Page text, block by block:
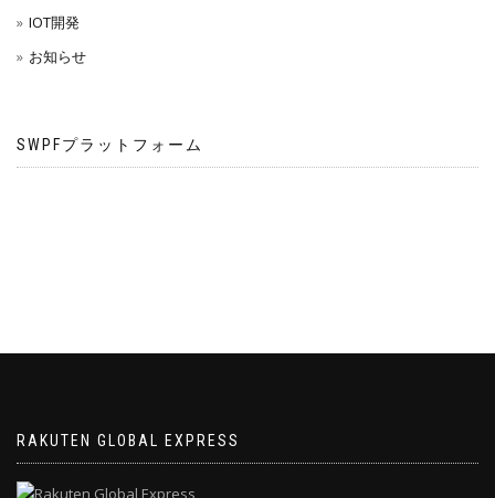
IOT開発
お知らせ
SWPFプラットフォーム
RAKUTEN GLOBAL EXPRESS